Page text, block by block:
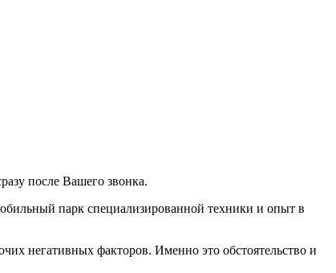
после Вашего звонка.
парк специализированной техники и опыт в
негативных факторов. Именно это обстоятельство и